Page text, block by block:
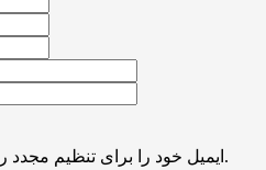
ایمیل خود را برای تنظیم مجدد رمز عبور خود را بررسی کنید.